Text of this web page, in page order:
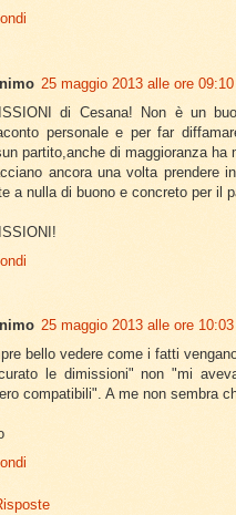
25 maggio 2013 alle ore 09:10
di Cesana! Non è un
personale e per far
partito,anche di maggioranza
ancora una volta prendere
a nulla di buono e concreto per il
25 maggio 2013 alle ore 10:03
bello vedere come i fatti
le dimissioni" non "mi
compatibili". A me non sembra